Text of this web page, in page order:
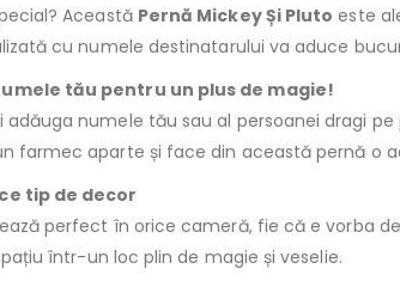
Această Pernă Mickey Și Pluto este
cu numele destinatarului va aduce
tău pentru un plus de magie!
numele tău sau al persoanei dragi pe
farmec aparte și face din această pernă o
tip de decor
perfect în orice cameră, fie că e vorba
într-un loc plin de magie și veselie.